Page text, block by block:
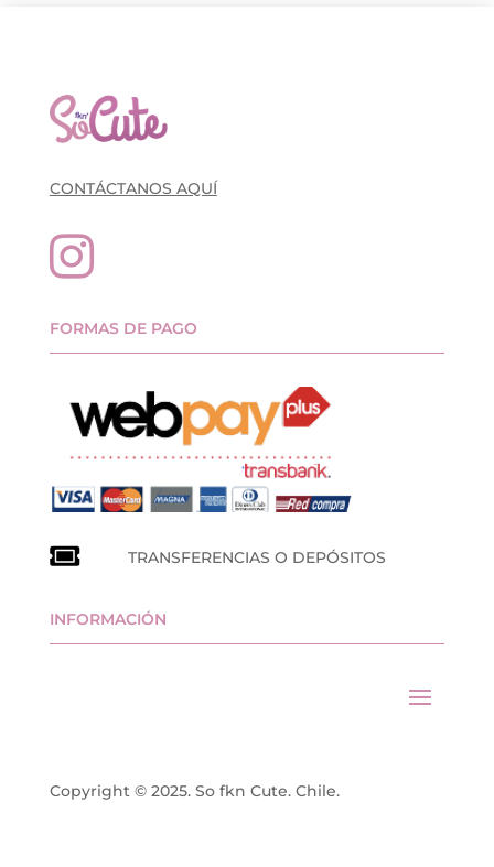
CONTÁCTANOS AQUÍ

FORMAS DE PAGO
TRANSFERENCIAS O DEPÓSITOS
INFORMACIÓN
Copyright © 2025. So fkn Cute. Chile.